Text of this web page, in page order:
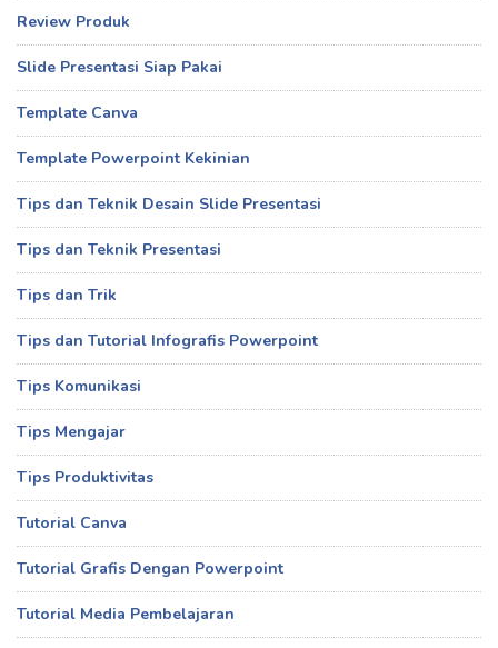
Review Produk
Slide Presentasi Siap Pakai
Template Canva
Template Powerpoint Kekinian
Tips dan Teknik Desain Slide Presentasi
Tips dan Teknik Presentasi
Tips dan Trik
Tips dan Tutorial Infografis Powerpoint
Tips Komunikasi
Tips Mengajar
Tips Produktivitas
Tutorial Canva
Tutorial Grafis Dengan Powerpoint
Tutorial Media Pembelajaran